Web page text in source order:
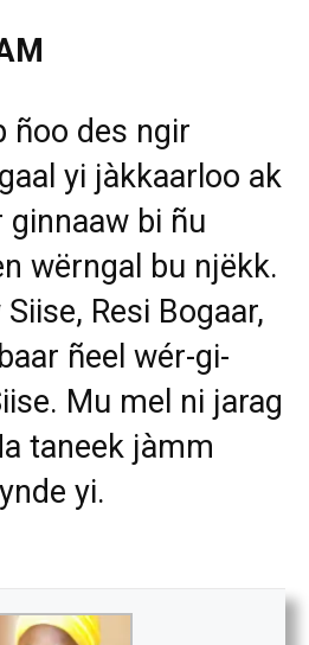
ñoo des ngir
yi jàkkaarloo ak
ginnaaw bi ñu
wërngal bu njëkk.
Resi Bogaar,
ñeel wér-gi-
Mu mel ni jarag
taneek jàmm
yi.